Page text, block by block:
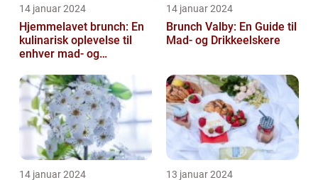
14 januar 2024
Hjemmelavet brunch: En
kulinarisk oplevelse til
enhver mad- og
14 januar 2024
Brunch Valby: En Guide til
Mad- og Drikkeelskere
14 januar 2024 13 januar 2024